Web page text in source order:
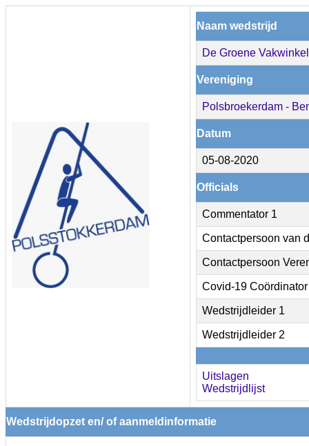
Naam wedstrijd
De Groene
Vereniging
Polsbroekerdam -
Datum
05-08-2020
Officials
Commentator 1
Contactpersoon van
Contactpersoon
Covid-19 Coördinator
Wedstrijdleider 1
Wedstrijdleider 2
Uitslagen
Wedstrijdlijst
Wedstrijdopzet en/ of aanmeldinformatie